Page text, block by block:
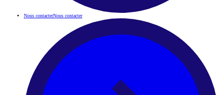
Nous contacterNous contacter